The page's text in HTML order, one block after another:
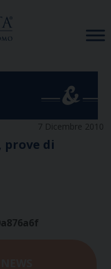
7 Dicembre 2010
di